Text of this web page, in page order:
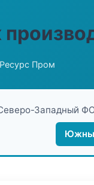
Пром
Западный